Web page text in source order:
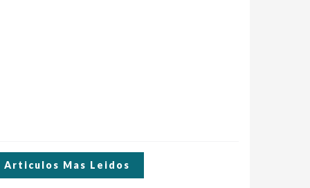
Articulos Mas Leidos